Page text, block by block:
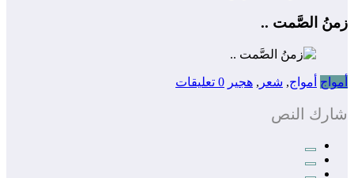
زمنُ الصَّمت ..
أمواج أمواج, شعر , هجير 0 تعليقات
شارك النص